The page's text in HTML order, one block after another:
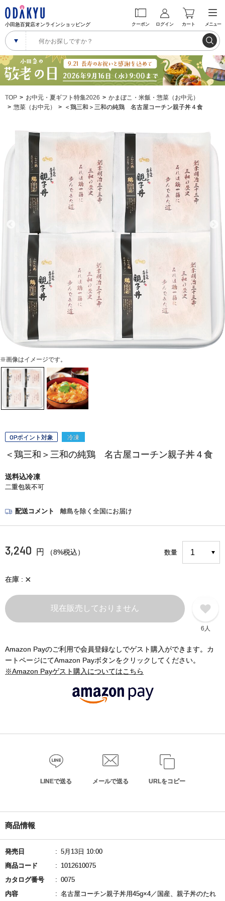
小田急百貨店オンラインショッピング クーポン ログイン カート メニュー
TOP お中元・夏ギフト特集2026
かまぼこ・米飯・惣菜（お中元）
惣菜（お中元）
＜鶏三和＞三和の純鶏 名古屋コーチン親子丼４食
※画像はイメージです。
OPポイント対象 冷凍
＜鶏三和＞三和の純鶏 名古屋コーチン親子丼４食
送料込冷凍
二重包装不可
配送コメント 離島を除く全国にお届け
3,240 円 （8%税込） 数量
在庫 ×
現在販売しておりません
6人
Amazon Payのご利用で会員登録なしでゲスト購入ができます。カ
ートページにてAmazon Payボタンをクリックしてください。
※Amazon Payゲスト購入についてはこちら
LINEで送る メールで送る URLをコピー
商品情報
発売日
5月13日 10:00
商品コード
1012610075
カタログ番号
0075
内容
名古屋コーチン親子丼用45g×4／国産、親子丼のたれ